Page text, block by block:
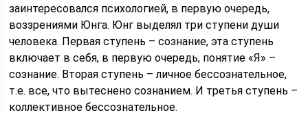
заинтересовался психологией, в первую очередь,
воззрениями Юнга. Юнг выделял три ступени души
человека. Первая ступень – сознание, эта ступень
включает в себя, в первую очередь, понятие «Я» –
сознание. Вторая ступень – личное бессознательное,
т.е. все, что вытеснено сознанием. И третья ступень –
коллективное бессознательное.